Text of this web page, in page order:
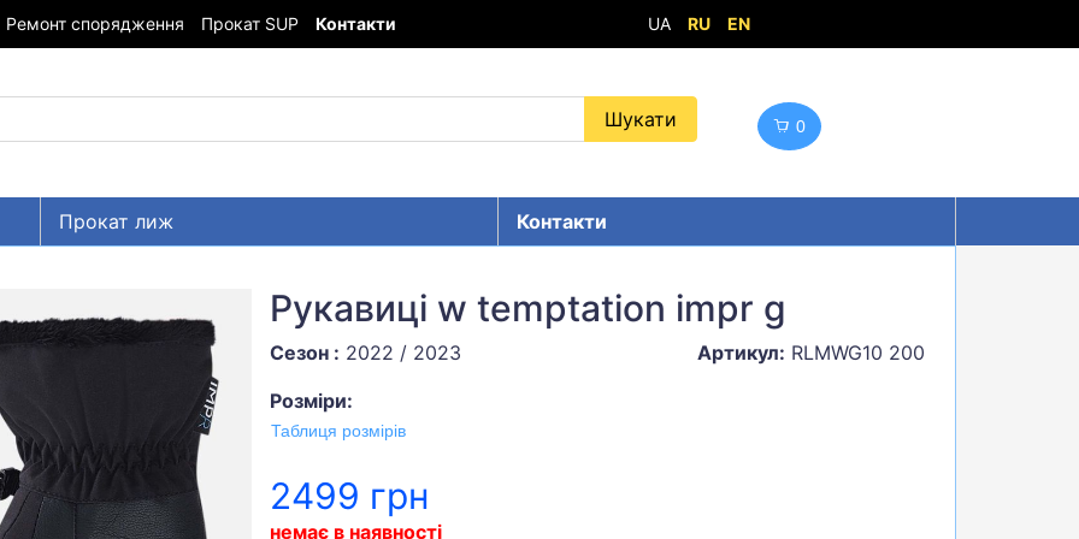
Ремонт спорядження Прокат SUP Контакти UA RU EN
0
Прокат лиж
Контакти
Рукавиці w temptation impr g
Сезон : 2022 / 2023 Артикул: RLMWG10 200
Розміри:
Таблиця розмірів
2499 грн
немає в наявності